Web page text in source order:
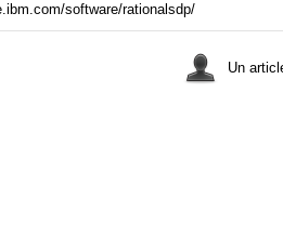
software/rationalsdp/
Un